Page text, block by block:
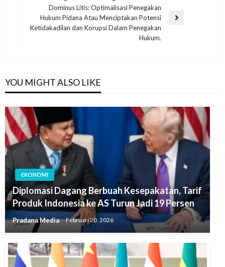
Dominus Litis: Optimalisasi Penegakan
Hukum Pidana Atau Menciptakan Potensi
Ketidakadilan dan Korupsi Dalam Penegakan
Hukum.
YOU MIGHT ALSO LIKE
EKONOMI
Diplomasi Dagang Berbuah Kesepakatan, Tarif
Produk Indonesia ke AS Turun Jadi 19 Persen
Pradana Media Februari 20, 2026